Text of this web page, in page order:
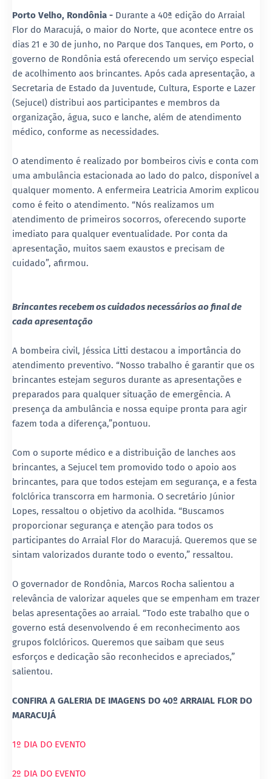
Porto Velho, Rondônia - Durante a 40ª edição do Arraial
Flor do Maracujá, o maior do Norte, que acontece entre os
dias 21 e 30 de junho, no Parque dos Tanques, em Porto, o
governo de Rondônia está oferecendo um serviço especial
de acolhimento aos brincantes. Após cada apresentação, a
Secretaria de Estado da Juventude, Cultura, Esporte e Lazer
(Sejucel) distribui aos participantes e membros da
organização, água, suco e lanche, além de atendimento
médico, conforme as necessidades.
O atendimento é realizado por bombeiros civis e conta com
uma ambulância estacionada ao lado do palco, disponível a
qualquer momento. A enfermeira Leatricia Amorim explicou
como é feito o atendimento. “Nós realizamos um
atendimento de primeiros socorros, oferecendo suporte
imediato para qualquer eventualidade. Por conta da
apresentação, muitos saem exaustos e precisam de
cuidado”, afirmou.
Brincantes recebem os cuidados necessários ao final de
cada apresentação
A bombeira civil, Jéssica Litti destacou a importância do
atendimento preventivo. “Nosso trabalho é garantir que os
brincantes estejam seguros durante as apresentações e
preparados para qualquer situação de emergência. A
presença da ambulância e nossa equipe pronta para agir
fazem toda a diferença,”pontuou.
Com o suporte médico e a distribuição de lanches aos
brincantes, a Sejucel tem promovido todo o apoio aos
brincantes, para que todos estejam em segurança, e a festa
folclórica transcorra em harmonia. O secretário Júnior
Lopes, ressaltou o objetivo da acolhida. “Buscamos
proporcionar segurança e atenção para todos os
participantes do Arraial Flor do Maracujá. Queremos que se
sintam valorizados durante todo o evento,” ressaltou.
O governador de Rondônia, Marcos Rocha salientou a
relevância de valorizar aqueles que se empenham em trazer
belas apresentações ao arraial. “Todo este trabalho que o
governo está desenvolvendo é em reconhecimento aos
grupos folclóricos. Queremos que saibam que seus
esforços e dedicação são reconhecidos e apreciados,”
salientou.
CONFIRA A GALERIA DE IMAGENS DO 40º ARRAIAL FLOR DO
MARACUJÁ
1º DIA DO EVENTO
2º DIA DO EVENTO